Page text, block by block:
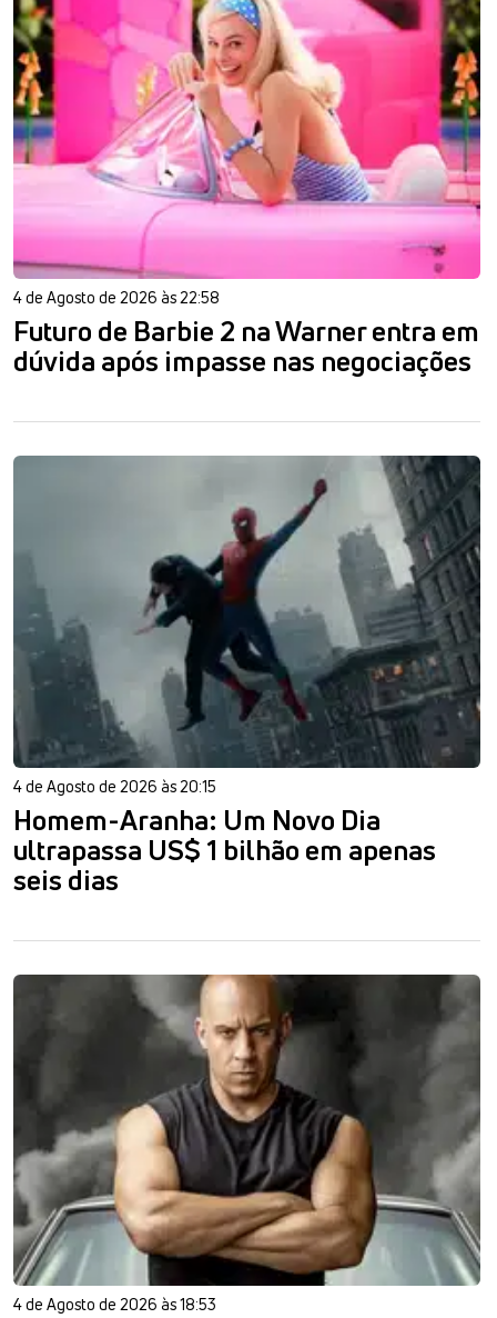
4 de Agosto de 2026 às 22:58
Futuro de Barbie 2 na Warner entra em
dúvida após impasse nas negociações
4 de Agosto de 2026 às 20:15
Homem-Aranha: Um Novo Dia
ultrapassa US$ 1 bilhão em apenas
seis dias
4 de Agosto de 2026 às 18:53